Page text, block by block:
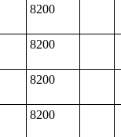
8200
8200
8200
8200